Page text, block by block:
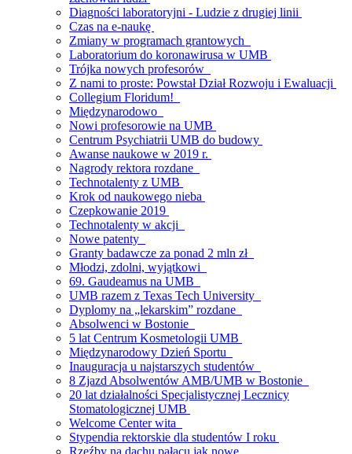
Diagności laboratoryjni - Ludzie z drugiej linii
Czas na e-naukę
Zmiany w programach grantowych
Laboratorium do koronawirusa w UMB
Trójka nowych profesorów
Z nami to proste: Powstał Dział Rozwoju i Ewaluacji
Collegium Floridum!
Międzynarodowo
Nowi profesorowie na UMB
Centrum Psychiatrii UMB do budowy
Awanse naukowe w 2019 r.
Nagrody rektora rozdane
Technotalenty z UMB
Krok od naukowego nieba
Czepkowanie 2019
Technotalenty w akcji
Nowe patenty
Granty badawcze za ponad 2 mln zł
Młodzi, zdolni, wyjątkowi
69. Gaudeamus na UMB
UMB razem z Texas Tech University
Dyplomy na „lekarskim” rozdane
Absolwenci w Bostonie
5 lat Centrum Kosmetologii UMB
Międzynarodowy Dzień Sportu
Inauguracja u najstarszych studentów
8 Zjazd Absolwentów AMB/UMB w Bostonie
20 lat działalności Specjalistycznej Lecznicy
Stomatologicznej UMB
Welcome Center wita
Stypendia rektorskie dla studentów I roku
Rzeźby na dachu pałacu jak nowe